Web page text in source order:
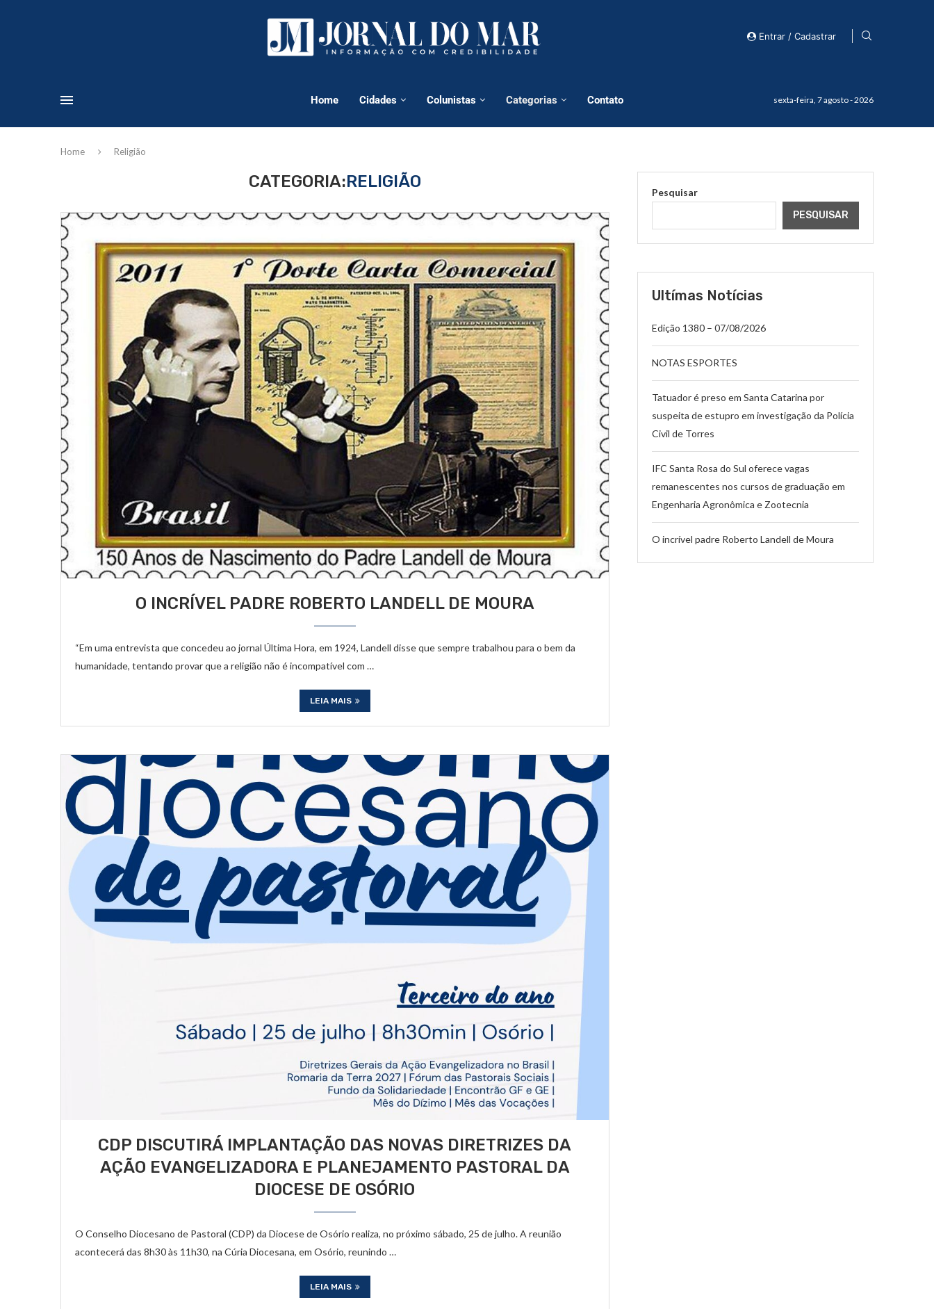
Entrar / Cadastrar
Home Cidades Colunistas Categorias Contato sexta-feira, 7 agosto - 2026
Home Religião
CATEGORIA:RELIGIÃO
O INCRÍVEL PADRE ROBERTO LANDELL DE MOURA
“Em uma entrevista que concedeu ao jornal Última Hora, em 1924, Landell disse que sempre trabalhou para o bem da
humanidade, tentando provar que a religião não é incompatível com …
LEIA MAIS
CDP DISCUTIRÁ IMPLANTAÇÃO DAS NOVAS DIRETRIZES DA
AÇÃO EVANGELIZADORA E PLANEJAMENTO PASTORAL DA
DIOCESE DE OSÓRIO
O Conselho Diocesano de Pastoral (CDP) da Diocese de Osório realiza, no próximo sábado, 25 de julho. A reunião
acontecerá das 8h30 às 11h30, na Cúria Diocesana, em Osório, reunindo …
LEIA MAIS
Pesquisar
PESQUISAR
Ultímas Notícias
Edição 1380 – 07/08/2026
NOTAS ESPORTES
Tatuador é preso em Santa Catarina por
suspeita de estupro em investigação da Polícia
Civil de Torres
IFC Santa Rosa do Sul oferece vagas
remanescentes nos cursos de graduação em
Engenharia Agronômica e Zootecnia
O incrível padre Roberto Landell de Moura